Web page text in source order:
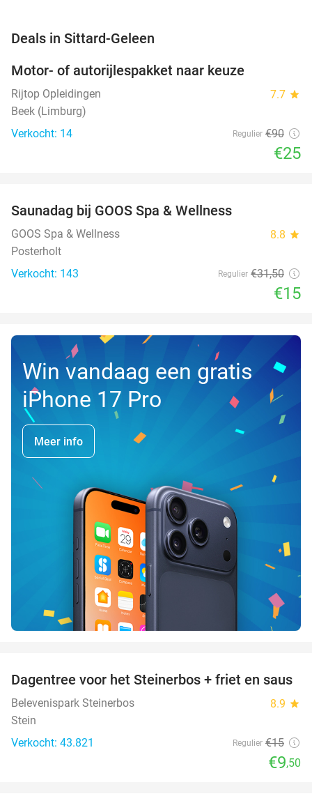
Deals in Sittard-Geleen
Motor- of autorijlespakket naar keuze
Rijtop Opleidingen 7.7 star
Beek (Limburg)
Verkocht: 14
Regulier €90
€25
TODAY
Saunadag bij GOOS Spa & Wellness
GOOS Spa & Wellness 8.8 star
Posterholt
Verkocht: 143
Regulier €31,50
€15
Win vandaag een gratis
iPhone 17 Pro
Meer info
37%
Dagentree voor het Steinerbos + friet en saus
Belevenispark Steinerbos 8.9 star
Stein
Verkocht: 43.821
Regulier €15
€9,50